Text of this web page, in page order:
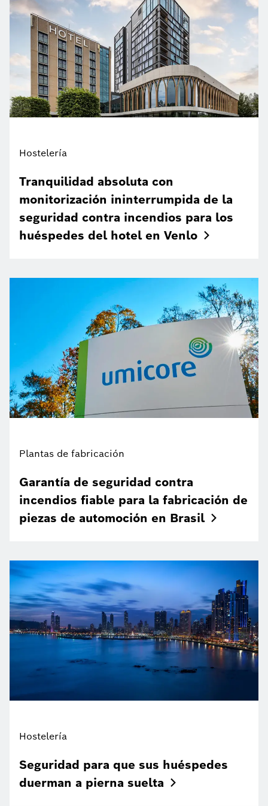
Hostelería
Tranquilidad absoluta con
monitorización ininterrumpida de la
seguridad contra incendios para los
huéspedes del hotel en Venlo
Plantas de fabricación
Garantía de seguridad contra
incendios fiable para la fabricación de
piezas de automoción en Brasil
Hostelería
Seguridad para que sus huéspedes
duerman a pierna suelta